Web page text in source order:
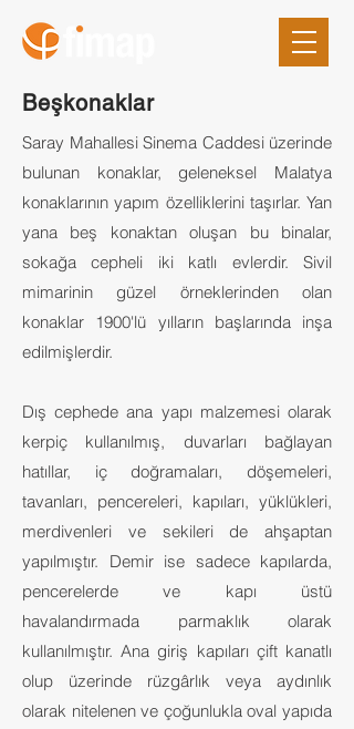
Beşkonaklar
Saray Mahallesi Sinema Caddesi üzerinde
bulunan konaklar, geleneksel Malatya
konaklarının yapım özelliklerini taşırlar. Yan
yana beş konaktan oluşan bu binalar,
sokağa cepheli iki katlı evlerdir. Sivil
mimarinin güzel örneklerinden olan
konaklar 1900'lü yılların başlarında inşa
edilmişlerdir.
Dış cephede ana yapı malzemesi olarak
kerpiç kullanılmış, duvarları bağlayan
hatıllar, iç doğramaları, döşemeleri,
tavanları, pencereleri, kapıları, yüklükleri,
merdivenleri ve sekileri de ahşaptan
yapılmıştır. Demir ise sadece kapılarda,
pencerelerde ve kapı üstü
havalandırmada parmaklık olarak
kullanılmıştır. Ana giriş kapıları çift kanatlı
olup üzerinde rüzgârlık veya aydınlık
olarak nitelenen ve çoğunlukla oval yapıda